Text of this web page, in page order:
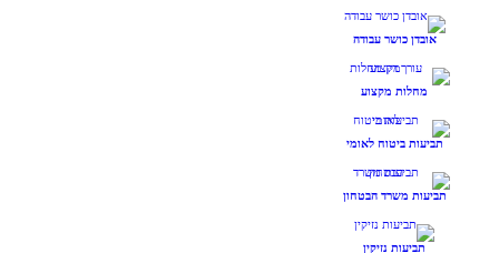
אובדן כושר עבודה
מחלות מקצוע
תביעות ביטוח לאומי
תביעות משרד הבטחון
תביעות נזיקין